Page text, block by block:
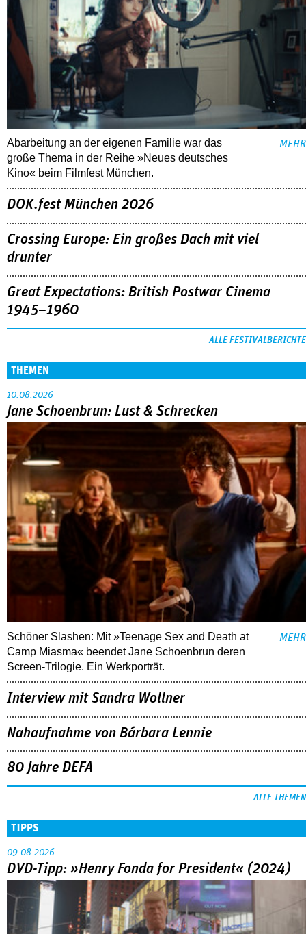
Abarbeitung an der eigenen Familie war das
große Thema in der Reihe »Neues deutsches
Kino« beim Filmfest München.
MEHR
DOK.fest München 2026
Crossing Europe: Ein großes Dach mit viel
drunter
Great Expectations: British Postwar Cinema
1945–1960
ALLE FESTIVALBERICHTE
THEMEN
10.08.2026
Jane Schoenbrun: Lust & Schrecken
Schöner Slashen: Mit »Teenage Sex and Death at
Camp Miasma« beendet Jane Schoenbrun deren
Screen-Trilogie. Ein Werkporträt.
MEHR
Interview mit Sandra Wollner
Nahaufnahme von Bárbara Lennie
80 Jahre DEFA
ALLE THEMEN
TIPPS
09.08.2026
DVD-Tipp: »Henry Fonda for President« (2024)